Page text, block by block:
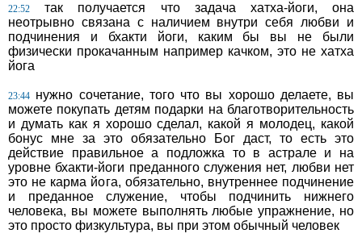
22:52
так получается что задача хатха-йоги, она
неотрывно связана с наличием внутри себя любви и
подчинения и бхакти йоги, каким бы вы не были
физически прокачанным например качком, это не хатха
йога
23:44 нужно сочетание, того что вы хорошо делаете, вы
можете покупать детям подарки на благотворительность
и думать как я хорошо сделал, какой я молодец, какой
бонус мне за это обязательно Бог даст, то есть это
действие правильное а подложка то в астрале и на
уровне бхакти-йоги преданного служения нет, любви нет
это не карма йога, обязательно, внутреннее подчинение
и преданное служение, чтобы подчинить нижнего
человека, вы можете выполнять любые упражнение, но
это просто физкультура, вы при этом обычный человек